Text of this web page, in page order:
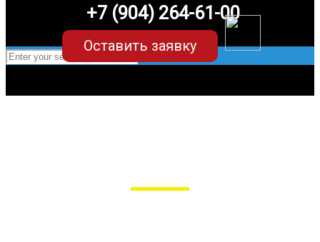
+7 (904) 264-61-00
Оставить заявку